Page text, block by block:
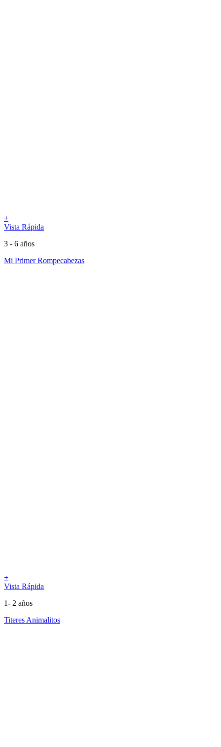
+
Vista Rápida
3 - 6 años
Mi Primer Rompecabezas
+
Vista Rápida
1- 2 años
Titeres Animalitos